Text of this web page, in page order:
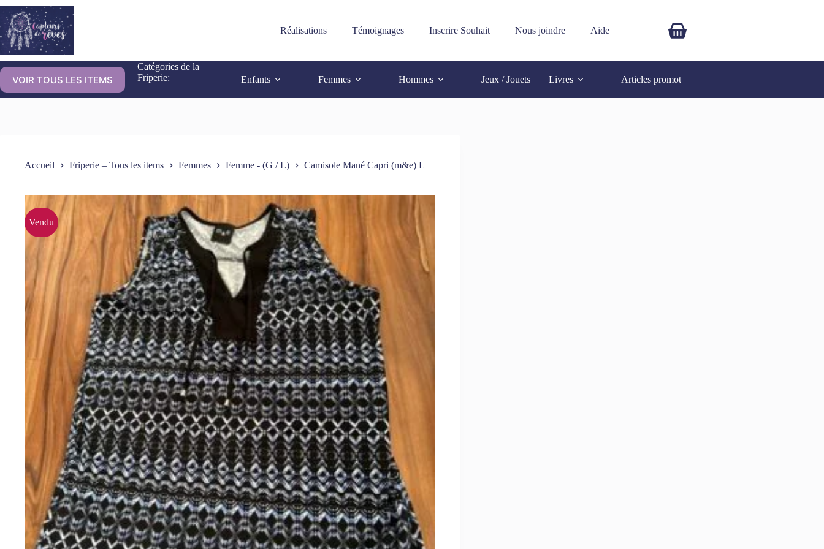
Réalisations Témoignages Inscrire Souhait Nous joindre Aide
VOIR TOUS LES ITEMS
Catégories de la
Friperie:
Enfants Femmes Hommes Jeux / Jouets Livres Articles promotionnels
Accueil Friperie – Tous les items Femmes Femme - (G / L) Camisole Mané Capri (m&e) L
Vendu